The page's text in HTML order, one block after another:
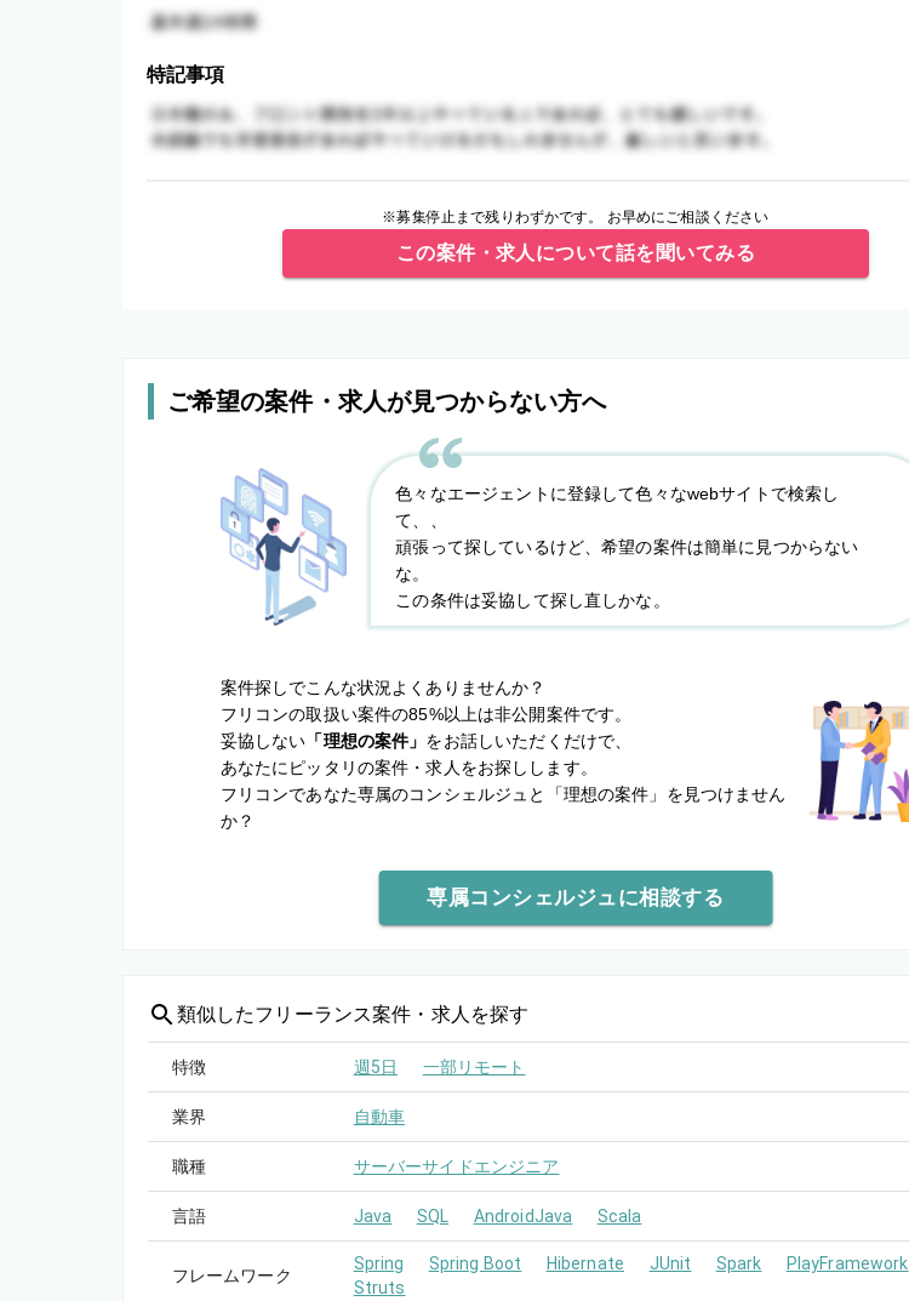
特記事項
※募集停止まで残りわずかです。 お早めにご相談ください
この案件・求人について話を聞いてみる
ご希望の案件・求人が見つからない方へ
色々なエージェントに登録して色々なwebサイトで検索し
て、、
頑張って探しているけど、希望の案件は簡単に見つからない
な。
この条件は妥協して探し直しかな。
案件探しでこんな状況よくありませんか？
フリコンの取扱い案件の85%以上は非公開案件です。
妥協しない 「理想の案件」 をお話しいただくだけで、
あなたにピッタリの案件・求人をお探しします。
フリコンであなた専属のコンシェルジュと
「理想の案件」を見つけません
か？
専属コンシェルジュに相談する
類似したフリーランス案件・求人を探す
特徴 週5日 一部リモート
業界 自動車
職種 サーバーサイドエンジニア
言語 Java SQL AndroidJava Scala
フレームワーク
Spring Spring Boot Hibernate JUnit Spark
PlayFramework
Struts